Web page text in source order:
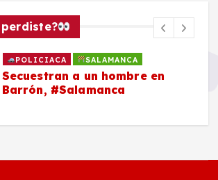
perdiste?
POLICIACA SALAMANCA
Secuestran a un hombre en
Barrón, #Salamanca